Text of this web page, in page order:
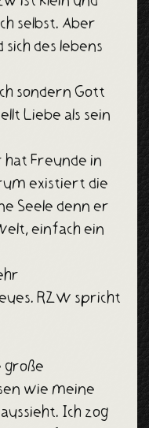
selbst. Aber
des lebens
sondern Gott
Liebe als sein
hat Freunde in
existiert die
Seele denn er
einfach ein
RZW spricht
große
wie meine
Ich zog